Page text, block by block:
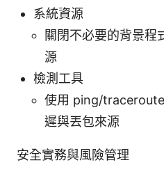
系統資源
關閉不必要的背景程
源
檢測工具
使用 ping/
遲與丟包來源
安全實務與風險管理